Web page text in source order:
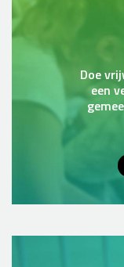
Doe
een